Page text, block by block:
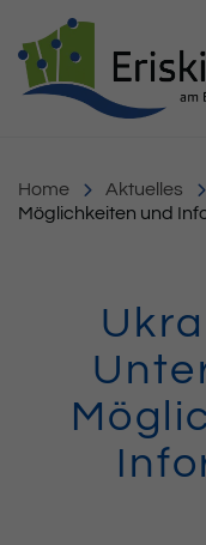
Home Aktuelles
Möglichkeiten und